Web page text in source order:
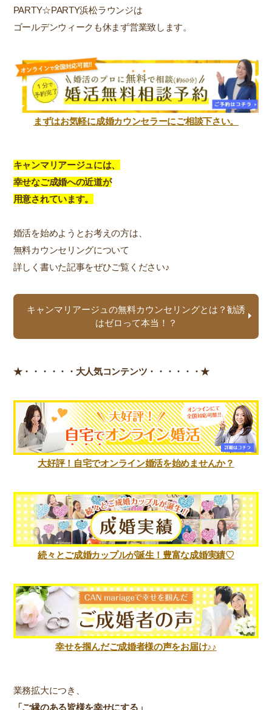
PARTY☆PARTY浜松ラウンジは
ゴールデンウィークも休まず営業致します。
まずはお気軽に成婚カウンセラーにご相談下さい。
キャンマリアージュには、
幸せなご成婚への近道が
用意されています。
婚活を始めようとお考えの方は、
無料カウンセリングについて
詳しく書いた記事をぜひご覧ください♪
キャンマリアージュの無料カウンセリングとは？勧誘
はゼロって本当！？
★・・・・・・ 大人気コンテンツ・・・・・・★
大好評！自宅でオンライン婚活を始めませんか？
続々とご成婚カップルが誕生！豊富な成婚実績♡
幸せを掴んだご成婚者様の声をお届け♪♪
業務拡大につき、
「ご縁のある皆様を幸せにする」